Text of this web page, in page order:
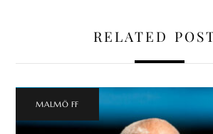
RELATED
MALMÖ FF